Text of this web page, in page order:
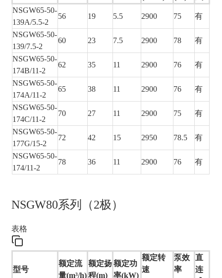
NSGW65-50-
139A/5.5-2
56 19 5.5 2900 75 有
NSGW65-50-
139/7.5-2
60 23 7.5 2900 78 有
NSGW65-50-
174B/11-2
62 35 11 2900 76 有
NSGW65-50-
174A/11-2
65 38 11 2900 76 有
NSGW65-50-
174C/11-2
70 27 11 2900 75 有
NSGW65-50-
177G/15-2
72 42 15 2950 78.5 有
NSGW65-50-
174/11-2
78 36 11 2900 76 有
NSGW80系列（2极）
表格
型号
额定流
量(m³/h)
额定扬
程(m)
额定功
率(kW)
额定转
速
泵效
率
直
连